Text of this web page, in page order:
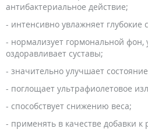
антибактериальное действие;
- интенсивно увлажняет глубокие
- нормализует гормональной фон,
оздоравливает суставы;
- значительно улучшает
- поглощает ультрафиолетовое
- способствует снижению веса;
- применять в качестве добавки